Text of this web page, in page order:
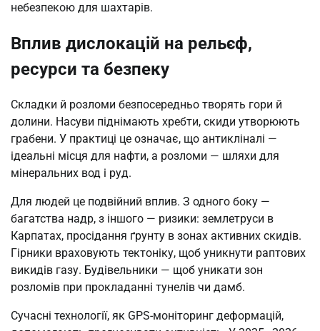
небезпекою для шахтарів.
Вплив дислокацій на рельєф,
ресурси та безпеку
Складки й розломи безпосередньо творять гори й
долини. Насуви піднімають хребти, скиди утворюють
грабени. У практиці це означає, що антикліналі —
ідеальні місця для нафти, а розломи — шляхи для
мінеральних вод і руд.
Для людей це подвійний вплив. З одного боку —
багатства надр, з іншого — ризики: землетруси в
Карпатах, просідання ґрунту в зонах активних скидів.
Гірники враховують тектоніку, щоб уникнути раптових
викидів газу. Будівельники — щоб уникати зон
розломів при прокладанні тунелів чи дамб.
Сучасні технології, як GPS-моніторинг деформацій,